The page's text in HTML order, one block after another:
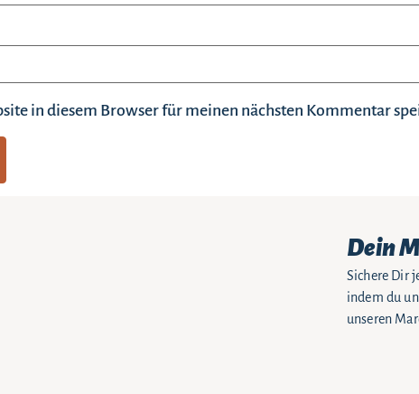
in diesem Browser für meinen nächsten Kommentar
Dein
Sichere Dir
indem du
unseren